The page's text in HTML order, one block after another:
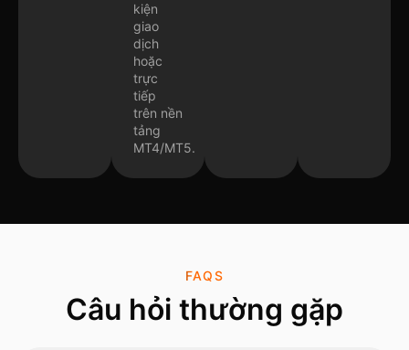
kiện
giao
dịch
hoặc
trực
tiếp
trên nền
tảng
MT4/MT5.
FAQS
Câu hỏi thường gặp